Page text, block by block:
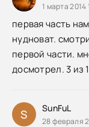
1 марта 2014
первая часть
нудноват.
первой части.
досмотрел. 3 из
S SunFuL
28 февраля